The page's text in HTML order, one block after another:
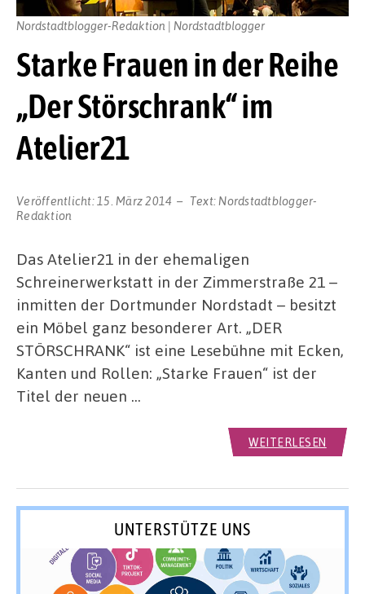
Starke Frauen in der Reihe
„Der Störschrank“ im
Atelier21
Veröffentlicht: 15. März 2014 Text: Nordstadtblogger-
Redaktion
Nordstadtblogger-Redaktion | Nordstadtblogger
Das Atelier21 in der ehemaligen
Schreinerwerkstatt in der Zimmerstraße 21 –
inmitten der Dortmunder Nordstadt – besitzt
ein Möbel ganz besonderer Art. „DER
STÖRSCHRANK“ ist eine Lesebühne mit Ecken,
Kanten und Rollen: „Starke Frauen“ ist der
Titel der neuen …
WEITERLESEN
UNTERSTÜTZE UNS